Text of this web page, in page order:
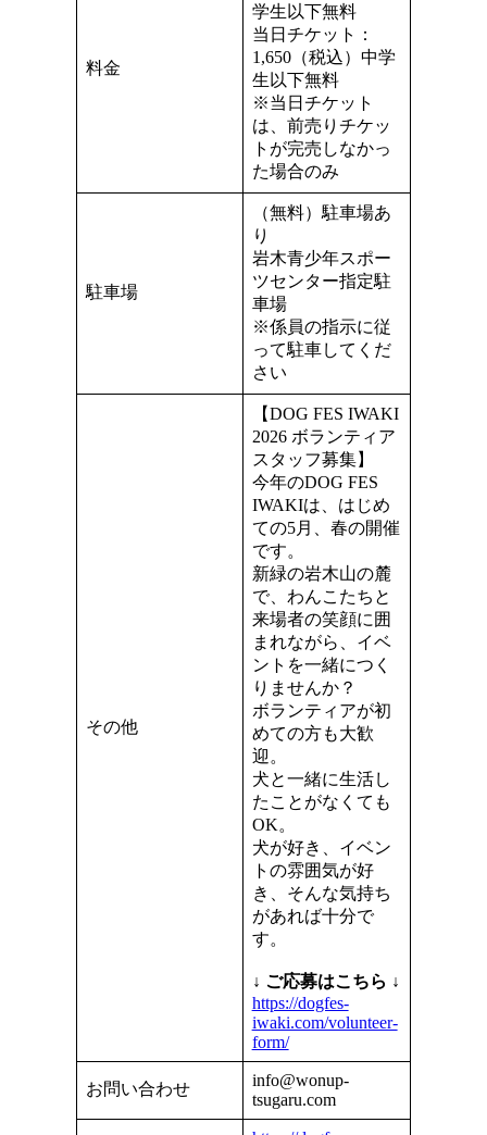
料金
学生以下無料
当日チケット：
1,650（税込）中学
生以下無料
※当日チケット
は、前売りチケッ
トが完売しなかっ
た場合のみ
駐車場
（無料）駐車場あ
り
岩木青少年スポー
ツセンター指定駐
車場
※係員の指示に従
って駐車してくだ
さい
その他
【DOG FES IWAKI
2026 ボランティア
スタッフ募集】
今年のDOG FES
IWAKIは、はじめ
ての5月、春の開催
です。
新緑の岩木山の麓
で、わんこたちと
来場者の笑顔に囲
まれながら、イベ
ントを一緒につく
りませんか？
ボランティアが初
めての方も大歓
迎。
犬と一緒に生活し
たことがなくても
OK。
犬が好き、イベン
トの雰囲気が好
き、そんな気持ち
があれば十分で
す。
↓ ご応募はこちら ↓
https://dogfes-
iwaki.com/volunteer-
form/
お問い合わせ
info@wonup-
tsugaru.com